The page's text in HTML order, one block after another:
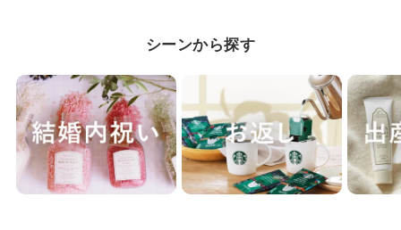
シーンから探す